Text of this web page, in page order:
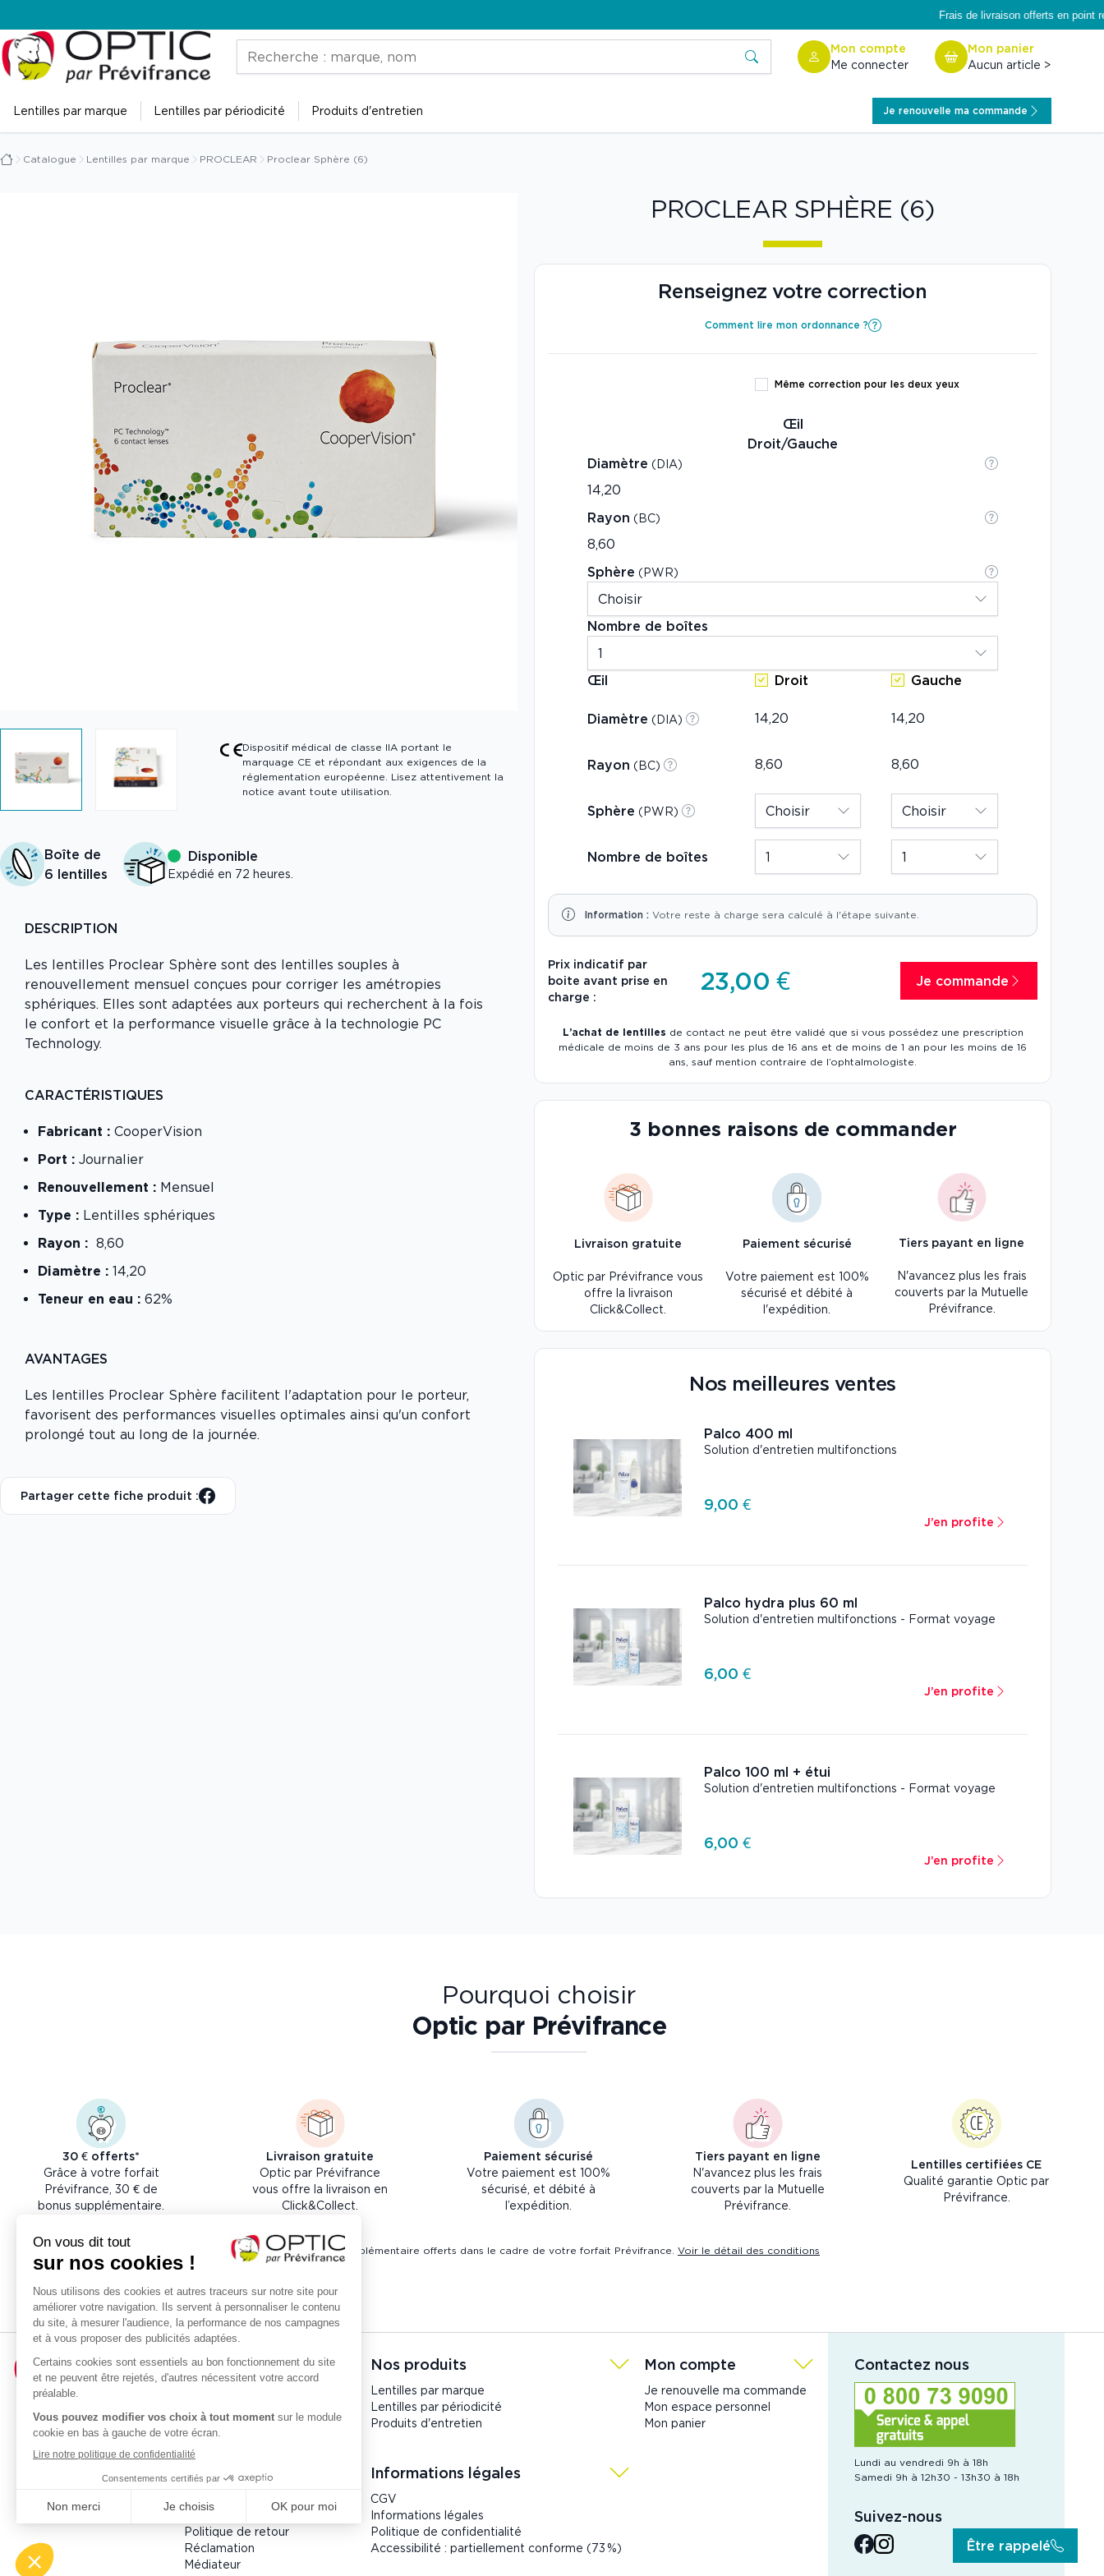
Frais de livraison offerts en point
Accueil
de
Prévistore
Rechercher
Mon compte
Me connecter
Mon panier
Aucun article >
Lentilles par marque Lentilles par périodicité Produits d'entretien Je renouvelle ma commande
Accueil
Catalogue Lentilles par marque PROCLEAR Proclear Sphère (6)
Dispositif médical de classe IIA portant le
marquage CE et répondant aux exigences de la
réglementation européenne. Lisez attentivement la
notice avant toute utilisation.
Boîte de
6 lentilles
Disponible
Expédié en 72 heures.
DESCRIPTION
Les lentilles Proclear Sphère sont des lentilles souples à
renouvellement mensuel conçues pour corriger les amétropies
sphériques. Elles sont adaptées aux porteurs qui recherchent à la fois
le confort et la performance visuelle grâce à la technologie PC
Technology.
CARACTÉRISTIQUES
Fabricant : CooperVision
Port : Journalier
Renouvellement : Mensuel
Type : Lentilles sphériques
Rayon : 8,60
Diamètre : 14,20
Teneur en eau : 62%
AVANTAGES
Les lentilles Proclear Sphère facilitent l'adaptation pour le porteur,
favorisent des performances visuelles optimales ainsi qu'un confort
prolongé tout au long de la journée.
Partager cette fiche produit :
PROCLEAR SPHÈRE (6)
Renseignez votre correction
Comment lire mon ordonnance ?
Même correction pour les deux yeux
Œil
Droit/Gauche
Diamètre (DIA)
Rayon (BC)
Sphère (PWR)
Nombre de boîtes
Œil Droit
Diamètre (DIA)
Rayon (BC)
Sphère (PWR)
Nombre de boîtes
Gauche
Diamètre
Rayon (BC)
Sphère (PWR)
Nombre
Information : Votre reste à charge sera calculé à l'étape suivante.
Prix indicatif par
boite avant prise en
charge :
23,00 € Je commande
L’achat de lentilles de contact ne peut être validé que si vous possédez une prescription
médicale de moins de 3 ans pour les plus de 16 ans et de moins de 1 an pour les moins de 16
ans, sauf mention contraire de l’ophtalmologiste.
3 bonnes raisons de commander
Livraison gratuite
Optic par Prévifrance vous
offre la livraison
Click&Collect.
Paiement sécurisé
Votre paiement est 100%
sécurisé et débité à
l'expédition.
Tiers payant en ligne
N'avancez plus les frais
couverts par la Mutuelle
Prévifrance.
Nos meilleures ventes
Palco 400 ml
Solution d'entretien multifonctions
9,00 €
J’en profite
Palco hydra plus 60 ml
Solution d'entretien multifonctions - Format voyage
6,00 €
J’en profite
Palco 100 ml + étui
Solution d'entretien multifonctions - Format voyage
6,00 €
J’en profite
Pourquoi choisir
Optic par Prévifrance
30 € offerts*
Grâce à votre forfait
Prévifrance, 30 € de
bonus supplémentaire.
Livraison gratuite
Optic par Prévifrance
vous offre la livraison en
Click&Collect.
Paiement sécurisé
Votre paiement est 100%
sécurisé, et débité à
l’expédition.
Tiers payant en ligne
N'avancez plus les frais
couverts par la Mutuelle
Prévifrance.
Lentilles certifiées CE
Qualité garantie Optic par
Prévifrance.
* 30 € de bonus supplémentaire offerts dans le cadre de votre forfait Prévifrance. Voir le détail des conditions
Accueil
de
Prévistore
Qui sommes-nous ?
Nos Services Santé
Devenir adhérent
Nos produits
Lentilles par marque
Lentilles par périodicité
Produits d'entretien
Mon compte
Je renouvelle ma commande
Mon espace personnel
Mon panier
Besoin d'aide
Politique de retour
Réclamation
Médiateur
Informations légales
CGV
Informations légales
Politique de confidentialité
Accessibilité : partiellement conforme (73 %)
Contactez nous
Lundi au vendredi 9h à 18h
Samedi 9h à 12h30 - 13h30 à 18h
Suivez-nous
facebook
instagram Être rappelé